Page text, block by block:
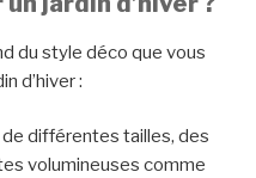
du style déco que vous
d’hiver :
différentes tailles, des
volumineuses comme